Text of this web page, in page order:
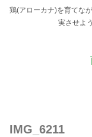
鶏(アローカナ)を育てな
実させよ
IMG_6211